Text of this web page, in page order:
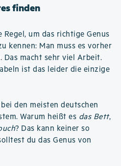
finden
Regel, um das richtige Genus
kennen: Man muss es vorher
Das macht sehr viel Arbeit.
ist das leider die einzige
den meisten deutschen
Warum heißt es das Bett,
? Das kann keiner so
du das Genus von